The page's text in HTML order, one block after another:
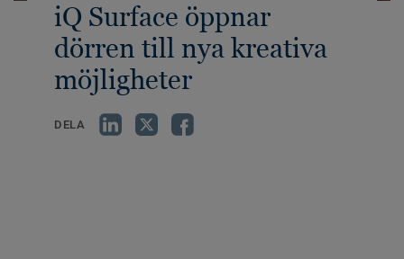
iQ Surface öppnar
dörren till nya kreativa
möjligheter
DELA